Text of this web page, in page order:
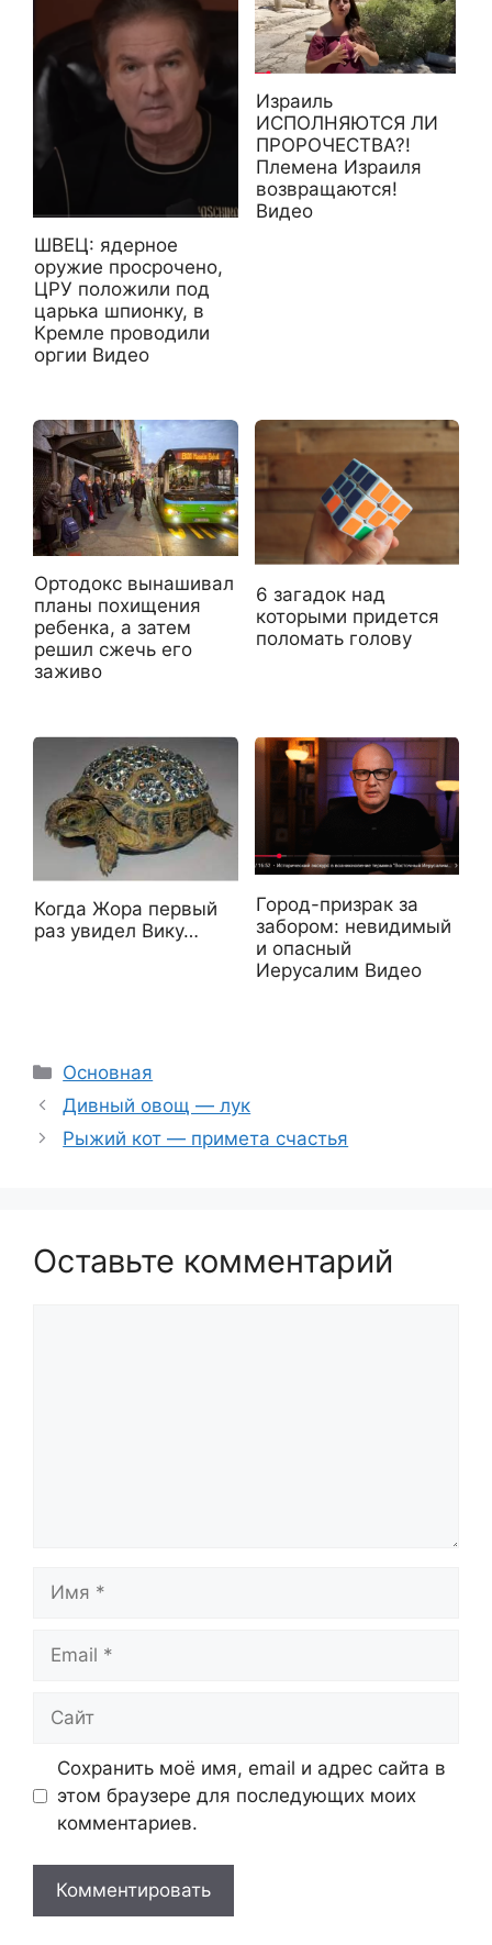
ШВЕЦ: ядерное
оружие просрочено,
ЦРУ положили под
царька шпионку, в
Кремле проводили
оргии Видео
Израиль
ИСПОЛНЯЮТСЯ ЛИ
ПРОРОЧЕСТВА?!
Племена Израиля
возвращаются!
Видео
Ортодокс вынашивал
планы похищения
ребенка, а затем
решил сжечь его
заживо
6 загадок над
которыми придется
поломать голову
Когда Жора первый
раз увидел Вику…
Город-призрак за
забором: невидимый
и опасный
Иерусалим Видео
Рубрики
Основная
Дивный овощ — лук
Рыжий кот — примета счастья
Оставьте комментарий
Сохранить моё имя, email и адрес сайта в
этом браузере для последующих моих
комментариев.